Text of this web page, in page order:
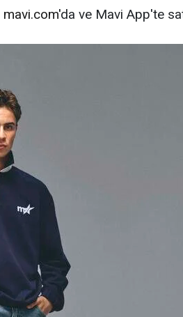
mavi.com'da ve Mavi App'te